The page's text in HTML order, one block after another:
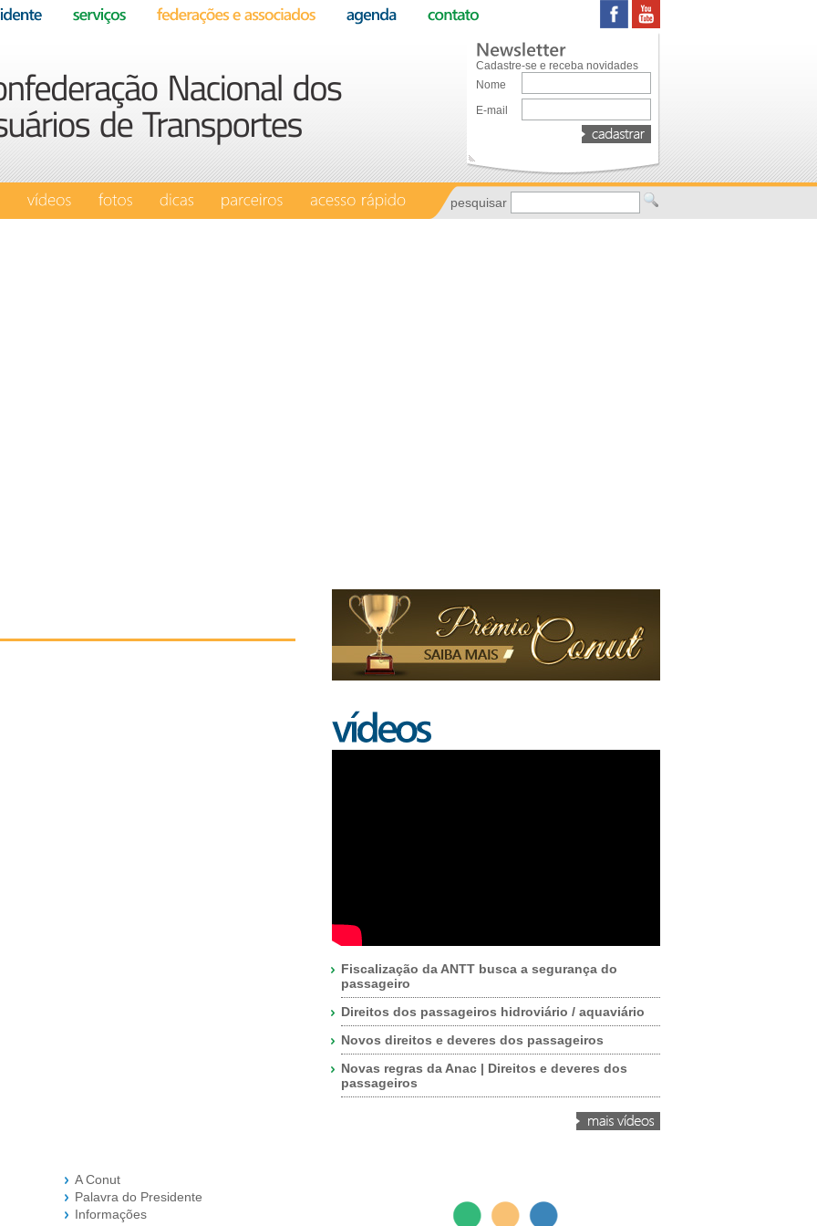
Cadastre-se e receba novidades
Nome
E-mail
pesquisar
Fiscalização da ANTT busca a segurança do
passageiro
Direitos dos passageiros hidroviário / aquaviário
Novos direitos e deveres dos passageiros
Novas regras da Anac | Direitos e deveres dos
passageiros
A Conut
Palavra do Presidente
Informações